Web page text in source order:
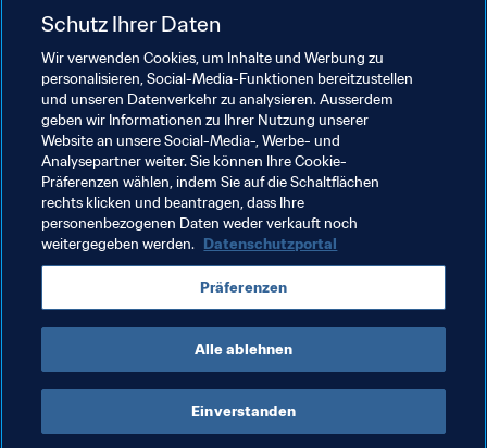
Nachhaltigkeit
Menschenrechte und
Antidiskriminierung
Gesundheit und Medizin
Bildungsinitiativen
NUTZUNGSBEDINGUNGEN
FIFA-DATENSCHUTZPORTAL
DOWNLOADS
COOKIE-EINSTELLUNGEN
Urheberrechte © 1994–2025 FIFA. Alle Rechte vorbehalten.
Cookie Settings
Schutz Ihrer Daten
Wir verwenden Cookies, um Inhalte und Werbung zu
personalisieren, Social-Media-Funktionen bereitzustellen
und unseren Datenverkehr zu analysieren. Ausserdem
geben wir Informationen zu Ihrer Nutzung unserer
Website an unsere Social-Media-, Werbe- und
Analysepartner weiter. Sie können Ihre Cookie-
Präferenzen wählen, indem Sie auf die Schaltflächen
rechts klicken und beantragen, dass Ihre
personenbezogenen Daten weder verkauft noch
weitergegeben werden. Datenschutzportal
Präferenzen
Alle ablehnen
Einverstanden